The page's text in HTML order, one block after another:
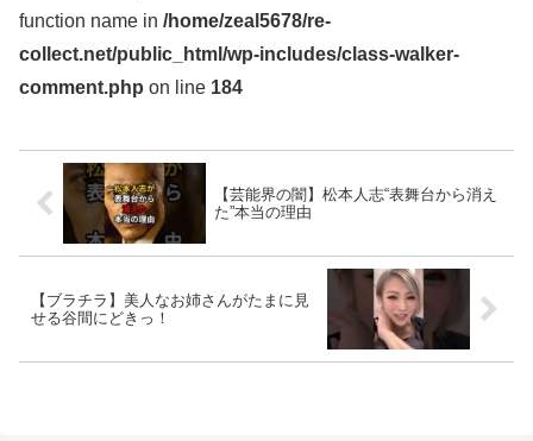
function name in /home/zeal5678/re-
collect.net/public_html/wp-includes/class-walker-
comment.php on line 184
【芸能界の闇】松本人志“表舞台から消え
た”本当の理由
【ブラチラ】美人なお姉さんがたまに見
せる谷間にどきっ！